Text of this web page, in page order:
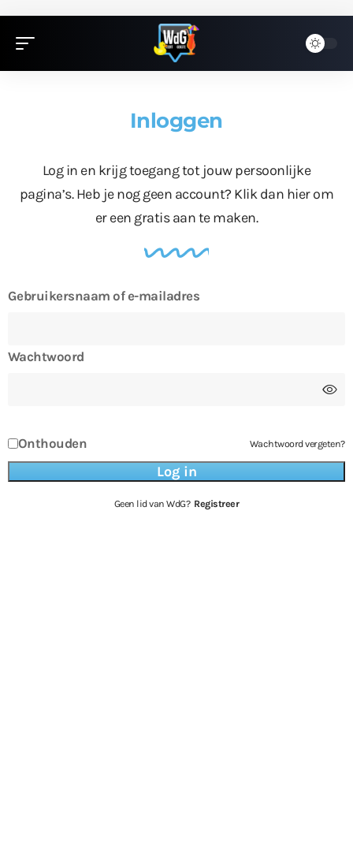
Inloggen
Log in en krijg toegang tot jouw persoonlijke
pagina’s. Heb je nog geen account? Klik dan hierom
er een gratis aan te maken.
Gebruikersnaam of e-mailadres
Wachtwoord
Onthouden Wachtwoord vergeten?
Geen lid van WdG? Registreer